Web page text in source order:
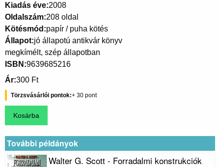
Kiadás éve 2008
Oldalszám 208 oldal
Kötésmód papír / puha kötés
Állapot jó állapotú antikvár könyv
megkímélt, szép állapotban
ISBN 9639685216
Ár 300 Ft
Törzsvásárlói pontok 30
További példányok
Walter G. Scott - Forradalmi konstrukciók